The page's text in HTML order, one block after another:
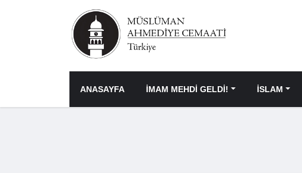
ANASAYFA İMAM MEHDİ GELDİ! İSLAM